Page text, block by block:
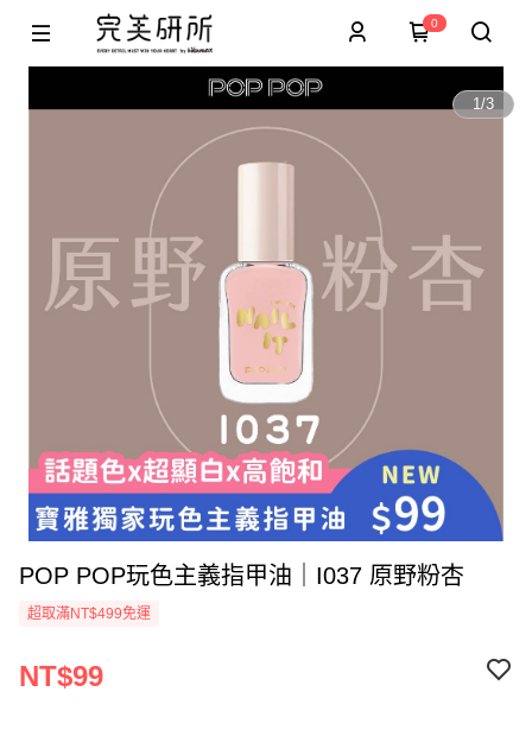
0
1/3
POP POP玩色主義指甲油｜I037 原野粉杏
超取滿NT$499免運
NT$99